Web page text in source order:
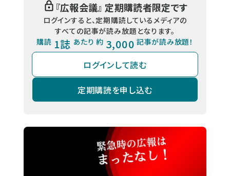
『広報会議』 定期購読者限定です
ログインすると、定期購読しているメディアの
すべての記事が読み放題となります。
購読 1誌 あたり 約 3,000 記事が読み放題！
ログインして読む
定期購読を申し込む